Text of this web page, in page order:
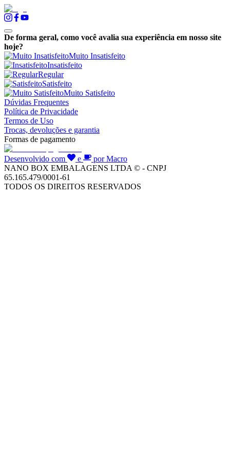
De forma geral, como você avalia sua experiência em nosso site
hoje?
Muito Insatisfeito
Insatisfeito
Regular
Satisfeito
Muito Satisfeito
Dúvidas Frequentes
Política de Privacidade
Termos de Uso
Trocas, devoluções e garantia
Formas de pagamento
Desenvolvido com e
por Macro
NANO BOX EMBALAGENS LTDA © - CNPJ
65.165.479/0001-61
TODOS OS DIREITOS RESERVADOS